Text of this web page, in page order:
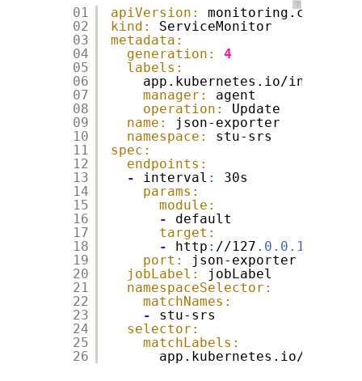
？
01
02
03
04
05
06
07
08
09
10
11
12
13
14
15
16
17
18
19
20
21
22
23
24
25
26
apiVersion:
kind:
ServiceMonitor
metadata:
generation:
4
labels:
app.kubernetes.io/instance
manager:
agent
operation:
Update
name:
json-exporter
namespace:
stu-srs
spec:
endpoints:
-
interval :
30s
params:
module:
-
default
target:
-
http : //127 .0.0.1:
port:
json-exporter
jobLabel:
jobLabel
namespaceSelector:
matchNames:
-
stu-srs
selector:
matchLabels:
app.kubernetes.io/